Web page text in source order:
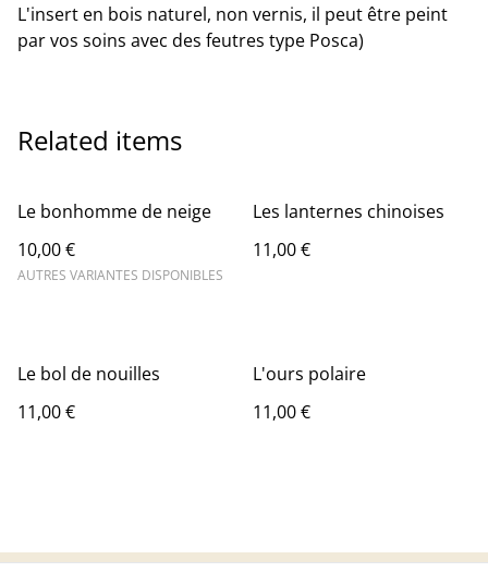
L'insert en bois naturel, non vernis, il peut être peint
par vos soins avec des feutres type Posca)
Related items
Le bonhomme de neige
10,00 €
AUTRES VARIANTES DISPONIBLES
Les lanternes chinoises
11,00 €
Le bol de nouilles
11,00 €
L'ours polaire
11,00 €